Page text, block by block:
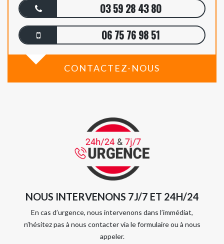
03 59 28 43 80
06 75 76 98 51
CONTACTEZ-NOUS
NOUS INTERVENONS 7J/7 ET 24H/24
En cas d’urgence, nous intervenons dans l’immédiat,
n’hésitez pas à nous contacter via le formulaire ou à nous
appeler.